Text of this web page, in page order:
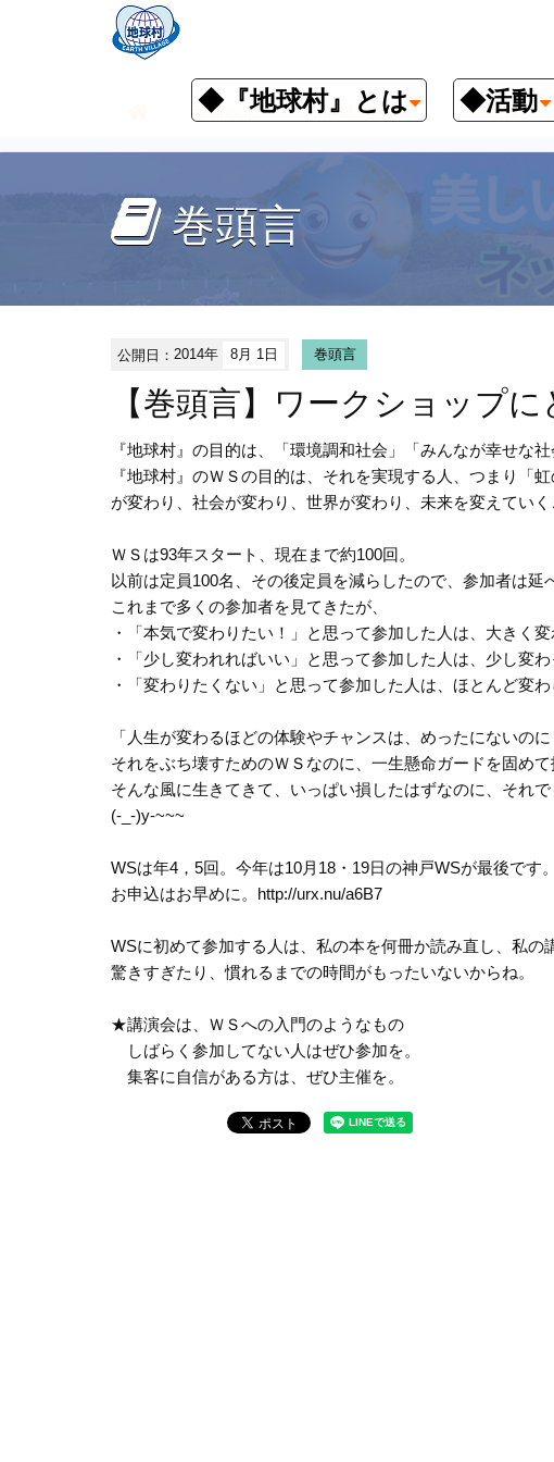
◆『地球村』とは ◆活動
お知らせ 『地球村通信』 巻頭言
巻頭言
公開日：2014年 8月 1日 巻頭言
【巻頭言】ワークショップ
『地球村』の目的は、「環境調和社会」「みんなが幸せな社
『地球村』のＷＳの目的は、それを実現する人、つまり「
が変わり、社会が変わり、世界が変わり、未来を変えてい
ＷＳは93年スタート、現在まで約100回。
以前は定員100名、その後定員を減らしたので、参加者は延
これまで多くの参加者を見てきたが、
・「本気で変わりたい！」と思って参加した人は、大きく変
・「少し変われればいい」と思って参加した人は、少し変わ
・「変わりたくない」と思って参加した人は、ほとんど変わ
「人生が変わるほどの体験やチャンスは、めったにないの
それをぶち壊すためのＷＳなのに、一生懸命ガードを固め
そんな風に生きてきて、いっぱい損したはずなのに、それ
(-_-)y-~~~
WSは年4，5回。今年は10月18・19日の神戸WSが最後です。
お申込はお早めに。http://urx.nu/a6B7
WSに初めて参加する人は、私の本を何冊か読み直し、私の
驚きすぎたり、慣れるまでの時間がもったいないからね。
★講演会は、ＷＳへの入門のようなもの
しばらく参加してない人はぜひ参加を。
集客に自信がある方は、ぜひ主催を。